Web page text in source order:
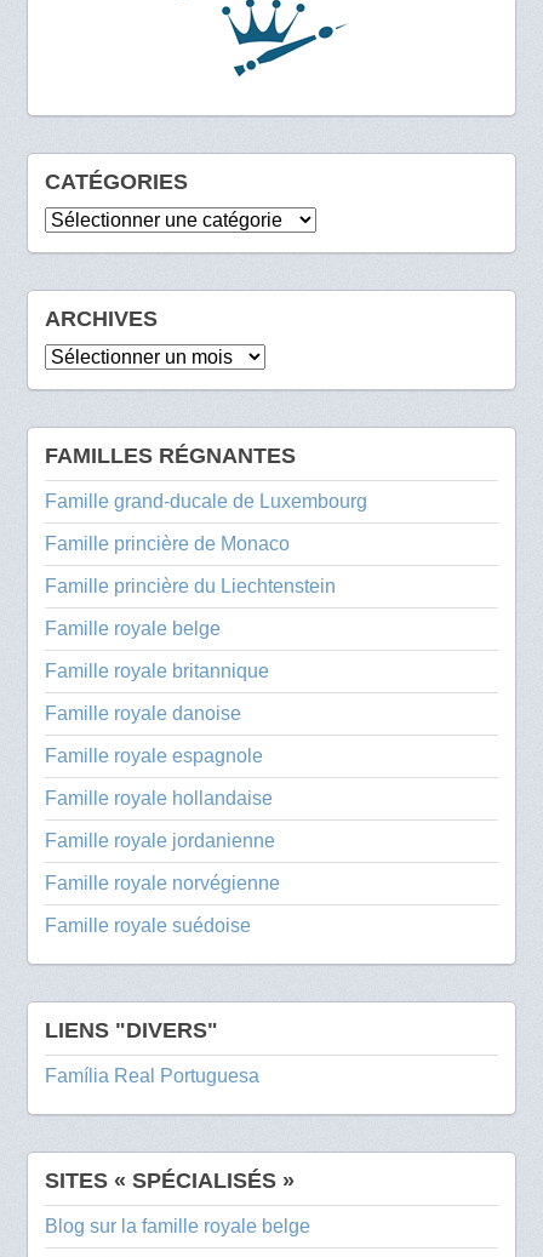
CATÉGORIES
Catégories
ARCHIVES
Archives
FAMILLES RÉGNANTES
Famille grand-ducale de Luxembourg
Famille princière de Monaco
Famille princière du Liechtenstein
Famille royale belge
Famille royale britannique
Famille royale danoise
Famille royale espagnole
Famille royale hollandaise
Famille royale jordanienne
Famille royale norvégienne
Famille royale suédoise
LIENS "DIVERS"
Família Real Portuguesa
SITES « SPÉCIALISÉS »
Blog sur la famille royale belge